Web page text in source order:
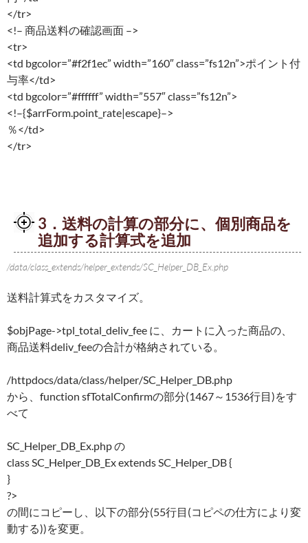
</tr>
<!– 商品送料の確認画面 –>
<tr>
<td bgcolor=”#f2f1ec” width=”160″ class=”fs12n”>ポイント付
与率</td>
<td bgcolor=”#ffffff” width=”557″ class=”fs12n”>
<!–{$arrForm.point_rate|escape}–>
％</td>
</tr>
3．送料の計算の部分に、個別商品を
追加する計算式を追加
/data/class_extends/helper_extends/SC_Helper_DB_Ex.php
送料計算式をカスタマイズ。
$objPage->tpl_total_deliv_fee に、カートに入った商品の、
商品送料deliv_feeの合計が格納されている。
/httpdocs/data/class/helper/SC_Helper_DB.php
から、function sfTotalConfirmの部分(1467～1536行目)をす
べて
SC_Helper_DB_Ex.php の
class SC_Helper_DB_Ex extends SC_Helper_DB {
}
?>
の間にコピーし、以下の部分(55行目(コピペの仕方により変
動する))を変更。